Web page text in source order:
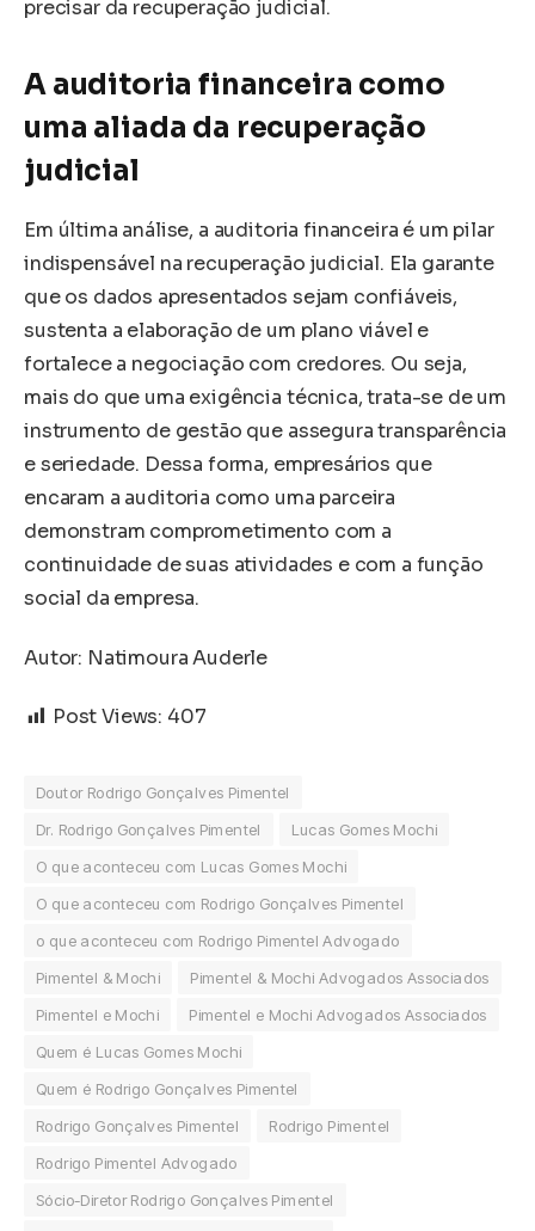
precisar da recuperação judicial.
A auditoria financeira como
uma aliada da recuperação
judicial
Em última análise, a auditoria financeira é um pilar
indispensável na recuperação judicial. Ela garante
que os dados apresentados sejam confiáveis,
sustenta a elaboração de um plano viável e
fortalece a negociação com credores. Ou seja,
mais do que uma exigência técnica, trata-se de um
instrumento de gestão que assegura transparência
e seriedade. Dessa forma, empresários que
encaram a auditoria como uma parceira
demonstram comprometimento com a
continuidade de suas atividades e com a função
social da empresa.
Autor: Natimoura Auderle
Post Views: 407
Doutor Rodrigo Gonçalves Pimentel
Dr. Rodrigo Gonçalves Pimentel
Lucas Gomes Mochi
O que aconteceu com Lucas Gomes Mochi
O que aconteceu com Rodrigo Gonçalves Pimentel
o que aconteceu com Rodrigo Pimentel Advogado
Pimentel & Mochi
Pimentel & Mochi Advogados Associados
Pimentel e Mochi
Pimentel e Mochi Advogados Associados
Quem é Lucas Gomes Mochi
Quem é Rodrigo Gonçalves Pimentel
Rodrigo Gonçalves Pimentel
Rodrigo Pimentel
Rodrigo Pimentel Advogado
Sócio-Diretor Rodrigo Gonçalves Pimentel